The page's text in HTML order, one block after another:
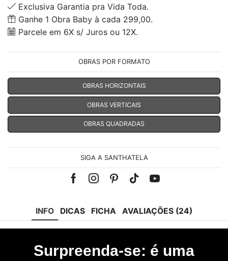
Exclusiva Garantia pra Vida Toda.
Ganhe 1 Obra Baby à cada 299,00.
Parcele em 6X s/ Juros ou 12X.
OBRAS POR FORMATO
OBRAS HORIZONTAIS
OBRAS VERTICAIS
OBRAS QUADRADAS
SIGA A SANTHATELA
FacebookInstagramPinterest
Tik-Youtube
INFO DICAS FICHA AVALIAÇÕES (24)
Surpreenda-se: é uma